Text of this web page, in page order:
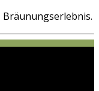
Bräunungserlebnis.